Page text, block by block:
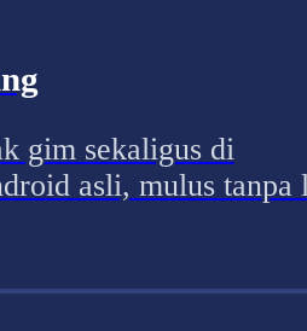
gim sekaligus di
asli, mulus tanpa